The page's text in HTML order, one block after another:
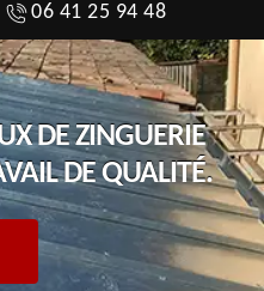
06 41 25 94 48
DE ZINGUERIE
DE QUALITÉ.